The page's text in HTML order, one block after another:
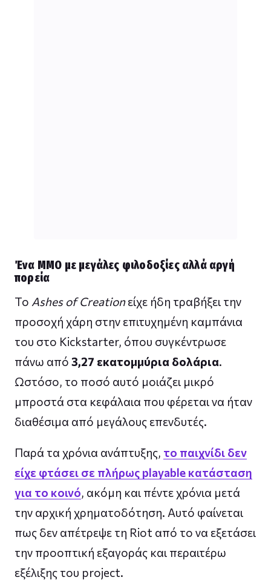
Ένα MMO με μεγάλες φιλοδοξίες αλλά αργή
πορεία
Το Ashes of Creationείχε ήδη τραβήξει την
προσοχή χάρη στην επιτυχημένη καμπάνια
του στο Kickstarter, όπου συγκέντρωσε
πάνω από 3,27 εκατομμύρια δολάρια.
Ωστόσο, το ποσό αυτό μοιάζει μικρό
μπροστά στα κεφάλαια που φέρεται να ήταν
διαθέσιμα από μεγάλους επενδυτές.
Παρά τα χρόνια ανάπτυξης, το παιχνίδι δεν
είχε φτάσει σε πλήρως playable κατάσταση
για το κοινό, ακόμη και πέντε χρόνια μετά
την αρχική χρηματοδότηση. Αυτό φαίνεται
πως δεν απέτρεψε τη Riot από το να εξετάσει
την προοπτική εξαγοράς και περαιτέρω
εξέλιξης του project.